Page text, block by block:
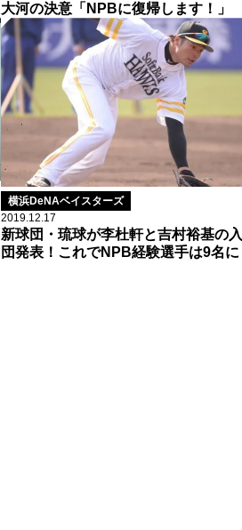
大河の決意「NPBに復帰します！」
横浜DeNAベイスターズ
2019.12.17
新球団・琉球が李杜軒と吉村裕基の入
団発表！これでNPB経験選手は9名に